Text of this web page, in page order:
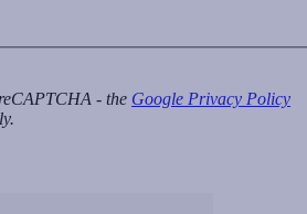
- the Google Privacy Policy